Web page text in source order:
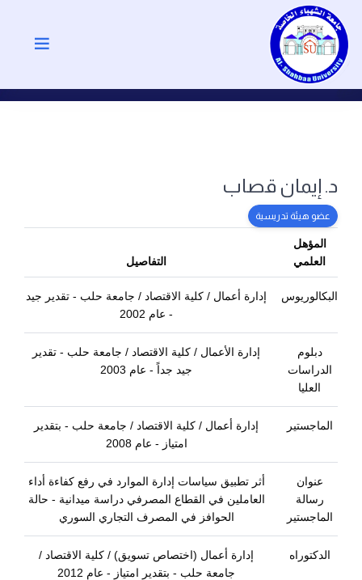
د. إيمان قصاب
عضو هيئة تدريسية
المؤهل
العلمي
التفاصيل
البكالوريوس
إدارة أعمال / كلية الاقتصاد / جامعة حلب - تقدير جيد
- عام 2002
دبلوم
الدراسات
العليا
إدارة الأعمال / كلية الاقتصاد / جامعة حلب - تقدير
جيد جداً - عام 2003
الماجستير
إدارة أعمال / كلية الاقتصاد / جامعة حلب - بتقدير
امتياز - عام 2008
عنوان
رسالة
الماجستير
أثر تطبيق سياسات إدارة الموارد في رفع كفاءة أداء
العاملين في القطاع المصرفي دراسة ميدانية - حالة
الحوافز في المصرف التجاري السوري
الدكتوراه
إدارة أعمال (اختصاص تسويق) / كلية الاقتصاد /
جامعة حلب - بتقدير امتياز - عام 2012